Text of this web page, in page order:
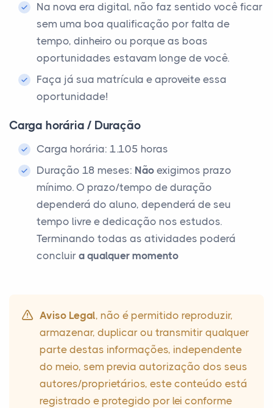
Na nova era digital, não faz sentido você ficar
sem uma boa qualificação por falta de
tempo, dinheiro ou porque as boas
oportunidades estavam longe de você.
Faça já sua matrícula e aproveite essa
oportunidade!
Carga horária / Duração
Carga horária: 1.105 horas
Duração 18 meses: Não exigimos prazo
mínimo. O prazo/tempo de duração
dependerá do aluno, dependerá de seu
tempo livre e dedicação nos estudos.
Terminando todas as atividades poderá
concluir a qualquer momento
Aviso Legal, não é permitido reproduzir,
armazenar, duplicar ou transmitir qualquer
parte destas informações, independente
do meio, sem previa autorização dos seus
autores/proprietários, este conteúdo está
registrado e protegido por lei conforme